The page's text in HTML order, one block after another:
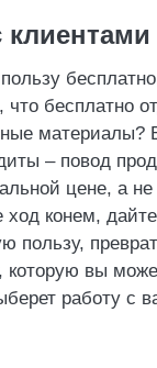
клиентами
бесплатно
материалы?
– повод
цене, а
конем,
пользу,
которую вы
работу с